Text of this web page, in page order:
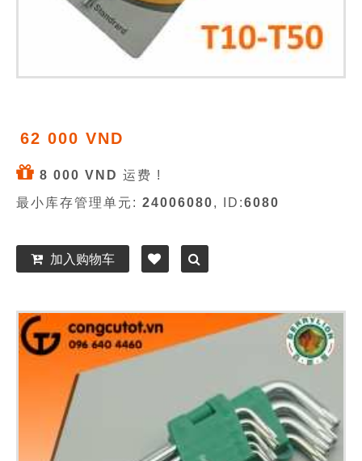
62 000 VND
8 000 VND 运费 !
最小库存管理单元: 24006080, ID:6080
加入购物车